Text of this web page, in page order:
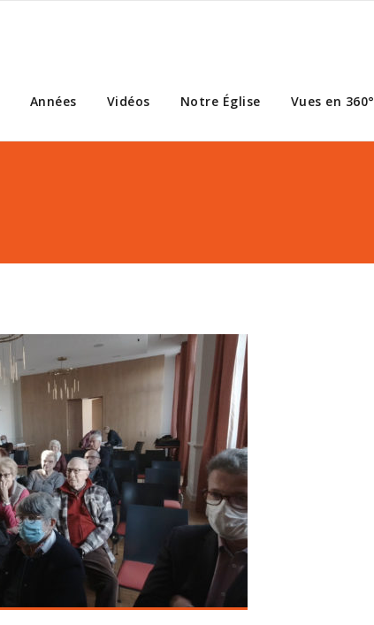
Années Vidéos Notre Église Vues en 360°